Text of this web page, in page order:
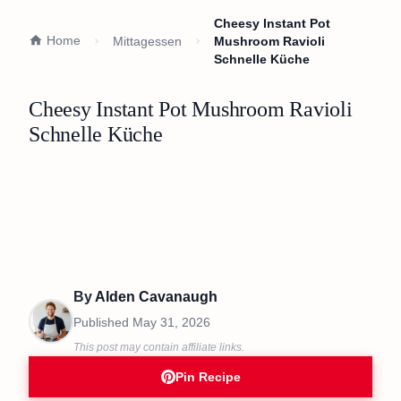
Home Mittagessen
Cheesy Instant Pot
Mushroom Ravioli
Schnelle Küche
Cheesy Instant Pot Mushroom Ravioli
Schnelle Küche
ByAlden Cavanaugh
Published May 31, 2026
This post may contain affiliate links.
Pin Recipe